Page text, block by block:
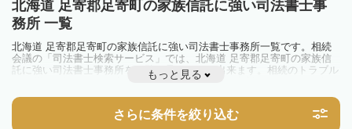
北海道 足寄郡足寄町の家族信託に強い司法書士事
務所 一覧
北海道 足寄郡足寄町の家族信託に強い司法書士事務所一覧です。相続
会議の「司法書士検索サービス」では、北海道 足寄郡足寄町の家族信
託に強い司法書士事務所を一覧で見ることが出来ます。相続のトラブル
やお悩みを抱えている方は一度近隣の司法書士に相談してみましょう。
もっと見る
さらに条件を絞り込む